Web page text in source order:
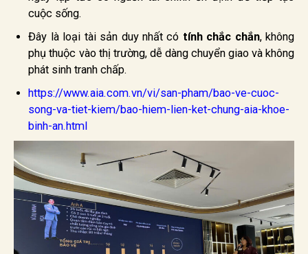
cuộc sống.
Đây là loại tài sản duy nhất có tính chắc chắn, không
phụ thuộc vào thị trường, dễ dàng chuyển giao và không
phát sinh tranh chấp.
https://www.aia.com.vn/vi/san-pham/bao-ve-cuoc-
song-va-tiet-kiem/bao-hiem-lien-ket-chung-aia-khoe-
binh-an.html